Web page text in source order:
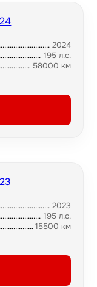
2024
195 л.с.
58000 км
2023
195 л.с.
15500 км